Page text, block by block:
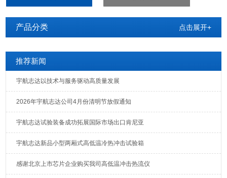
产品分类 点击展开+
推荐新闻
宇航志达以技术与服务驱动高质量发展
2026年宇航志达公司4月份清明节放假通知
宇航志达试验装备成功拓展国际市场出口肯尼亚
宇航志达新品小型两厢式高低温冷热冲击试验箱
感谢北京上市芯片企业购买我司高低温冲击热流仪